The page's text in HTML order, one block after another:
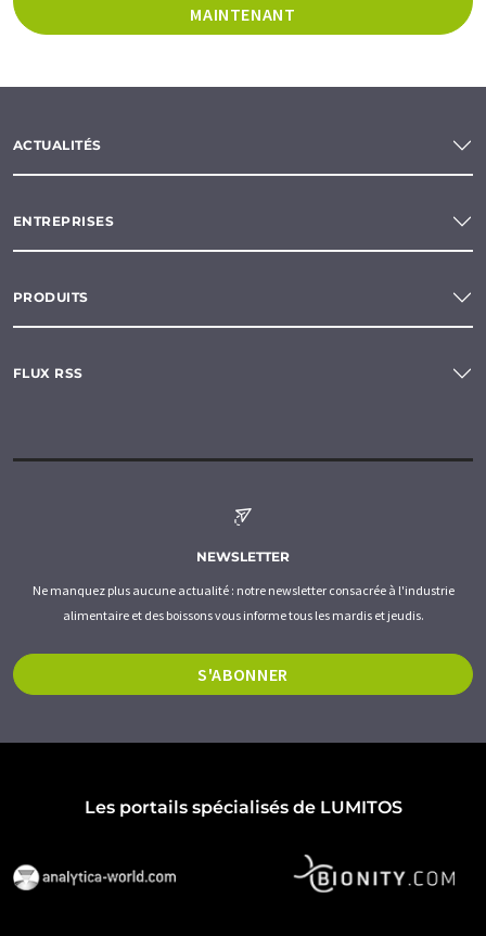
MAINTENANT
ACTUALITÉS
ENTREPRISES
PRODUITS
FLUX RSS
NEWSLETTER
Ne manquez plus aucune actualité : notre newsletter consacrée à l'industrie
alimentaire et des boissons vous informe tous les mardis et jeudis.
S'ABONNER
Les portails spécialisés de LUMITOS